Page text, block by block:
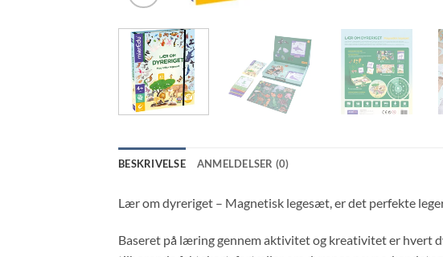
BESKRIVELSE ANMELDELSER (0)
Lær om dyreriget – Magnetisk legesæt, er det perfekte
Baseret på læring gennem aktivitet og kreativitet er hvert